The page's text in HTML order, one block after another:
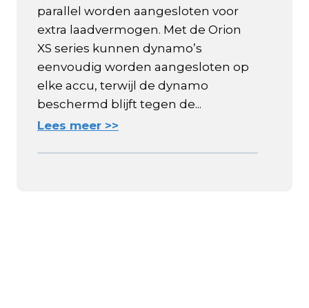
parallel worden aangesloten voor
extra laadvermogen. Met de Orion
XS series kunnen dynamo’s
eenvoudig worden aangesloten op
elke accu, terwijl de dynamo
beschermd blijft tegen de...
Lees meer >>